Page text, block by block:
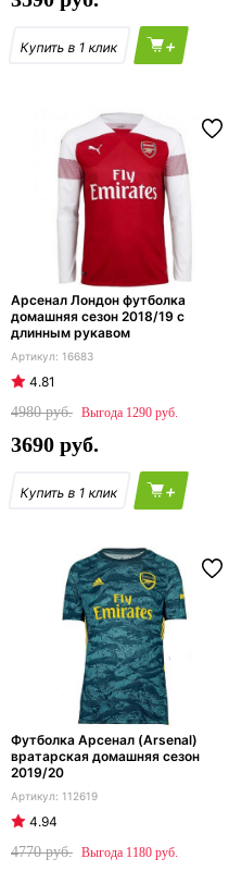
+
Арсенал Лондон футболка
домашняя сезон 2018/19 с
длинным рукавом
16683
4.81
4980
1290
3690
+
Футболка Арсенал (Arsenal)
вратарская домашняя сезон
2019/20
112619
4.94
4770
1180